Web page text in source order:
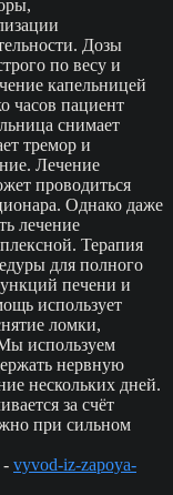
Дозы
по весу и
капельницей
часов пациент
снимает
тремор и
Лечение
проводиться
Однако даже
лечение
Терапия
для полного
печени и
использует
ломки,
используем
нервную
нескольких дней.
за счёт
при сильном
- vyvod-iz-zapoya-